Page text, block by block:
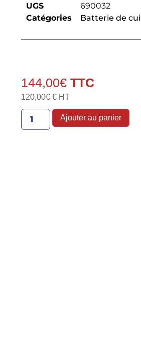
UGS
690032
Catégories
Batterie de
144,00€
120,00€€ HT
Ajouter au panier